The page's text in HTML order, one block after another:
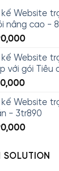
Website
nâng cao -
Website
với gói Tiêu
Website
- 3tr890
SOLUTION